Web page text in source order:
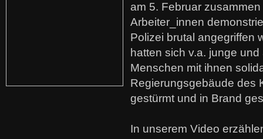
am 5. Februar
Arbeiter_innen
Polizei brutal angegriffen
hatten sich v.a. junge
Menschen mit ihnen
Regierungsgebäude des
gestürmt und in Brand
In unserem Video